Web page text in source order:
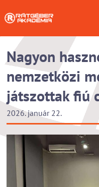
Nagyon
nemzetközi
játszottak fiú
2026. január 22.